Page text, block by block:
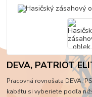
DEVA, PATRIOT
Pracovná rovnošata DEVA,
kabátu si vyberiete podľa